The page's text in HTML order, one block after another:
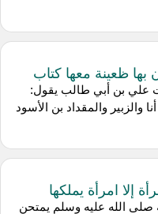
بها ظعينة معها كتاب
علي بن أبي طالب يقول:
والزبير والمقداد بن الأسود
امرأة يملكها
الله عليه وسلم يمتحن